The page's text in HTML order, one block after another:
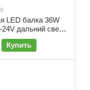
LED балка 36W
дальний свет |
Купить